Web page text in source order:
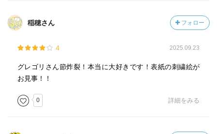
稲穂さん フォロー
4 2025.09.23
グレゴリさん節炸裂！本当に大好きです！表紙の刺繍絵が
お見事！！
0 詳細をみる